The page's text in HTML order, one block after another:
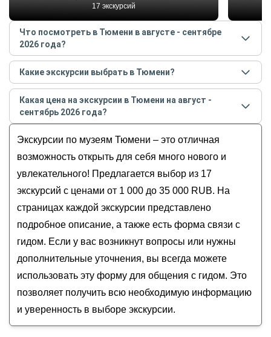
17 экскурсий
Что посмотреть в Тюмени в августе - сентябре
2026 года?
Самые популярные местав Тюменив августе -
сентябре 2026года:
Сквер сибирских кошек
Знаменский кафедральный собор
Свято-Троицкий мужской монастырь
Мост Влюблённых
Сретенский собор
Какие экскурсии выбрать в Тюмени?
Самые популярные экскурсиив Тюменив августе -
сентябре 2026года:
Прогулка по центру старой Тюмени
с историком-краеведом
Пешком и на авто по Тюмени с гидом-
О Тюмени — с интересом и любовью!
Автомобильная экспресс-экскурсия по Тюмени
Ночная Тюмень и её легенды
Какая цена на экскурсии в Тюмени на август -
сентябрь 2026 года?
сентябрь 2026года от 1 000до 35 000 RUB
Экскурсии по музеям Тюмени – это отличная
возможность открыть для себя много нового и
увлекательного! Предлагается выбор из 17
экскурсий с ценами от 1 000 до 35 000 RUB. На
страницах каждой экскурсии представлено
подробное описание, а также есть форма связи с
гидом. Если у вас возникнут вопросы или нужны
дополнительные уточнения, вы всегда можете
использовать эту форму для общения с гидом. Это
позволяет получить всю необходимую информацию
и уверенность в выборе экскурсии.